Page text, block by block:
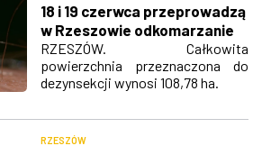
18 i 19 czerwca przeprowadzą
w Rzeszowie odkomarzanie
RZESZÓW. Całkowita
powierzchnia przeznaczona do
dezynsekcji wynosi 108,78 ha.
RZESZÓW